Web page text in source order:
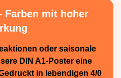
Farben mit hoher
oder saisonale
DIN A1-Poster eine
in lebendigen 4/0